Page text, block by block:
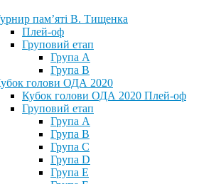
пам’яті В. Тищенка
Плей-оф
Груповий етап
Група А
Група В
голови ОДА 2020
Кубок голови ОДА 2020 Плей-оф
Груповий етап
Група A
Група B
Група C
Група D
Група E